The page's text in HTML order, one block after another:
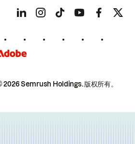
2026 Semrush Holdings.版权所有。